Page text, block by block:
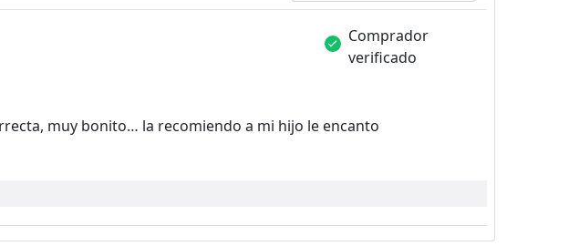
Comprador
verificado
muy bonito… la recomiendo a mi hijo le encanto